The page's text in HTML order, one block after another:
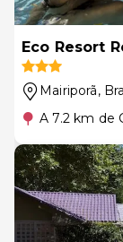
Eco Resort
Mairiporã,
A 7.2 km de